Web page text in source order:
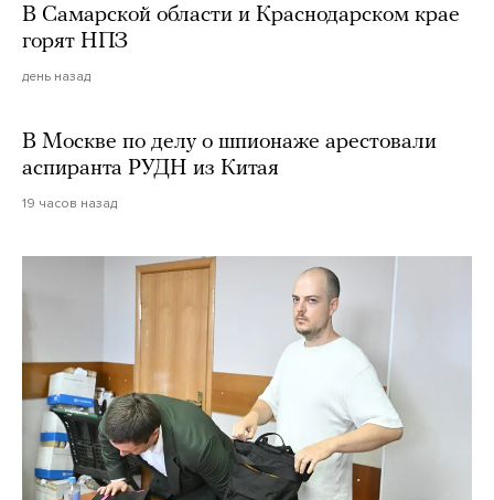
В Самарской области и Краснодарском крае
горят НПЗ
день назад
В Москве по делу о шпионаже арестовали
аспиранта РУДН из Китая
19 часов назад